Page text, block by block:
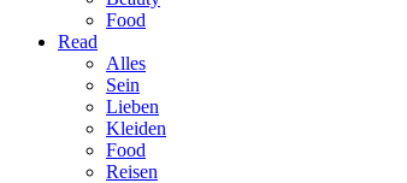
Food
Read
Alles
Sein
Lieben
Kleiden
Food
Reisen